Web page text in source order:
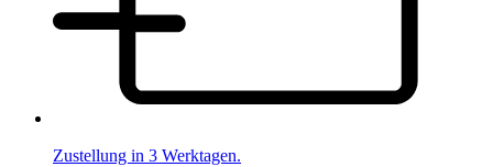
Zustellung in 3 Werktagen.